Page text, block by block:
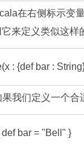
在右侧标示变量
来定义类似这样
: {def bar :
们定义一个合
bar = "Bell" }